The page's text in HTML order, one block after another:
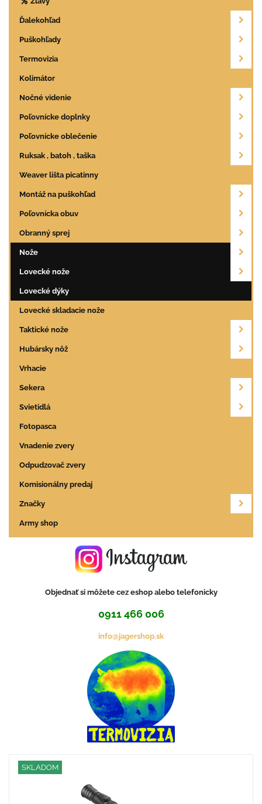
Ďalekohľad
Puškohľady
Termovizia
Kolimátor
Nočné videnie
Poľovnícke doplnky
Poľovnícke oblečenie
Ruksak , batoh , taška
Weaver lišta picatinny
Montáž na puškohľad
Poľovnícka obuv
Obranný sprej
Nože
Lovecké nože
Lovecké dýky
Lovecké skladacie nože
Taktické nože
Hubársky nôž
Vrhacie
Sekera
Svietidlá
Fotopasca
Vnadenie zvery
Odpudzovač zvery
Komisionálny predaj
Značky
Army shop
Objednať si môžete cez eshop alebo telefonicky
0911 466 006
info@jagershop.sk
SKLADOM